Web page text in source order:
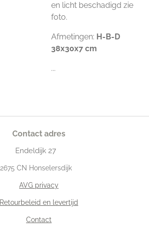
en licht beschadigd zie
foto.
Afmetingen: H-B-D
38x30x7 cm
...
Contact adres
Endeldijk 27
2675 CN Honselersdijk
AVG privacy
Retourbeleid en levertijd
Contact